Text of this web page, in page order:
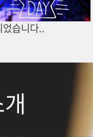
었습니다..